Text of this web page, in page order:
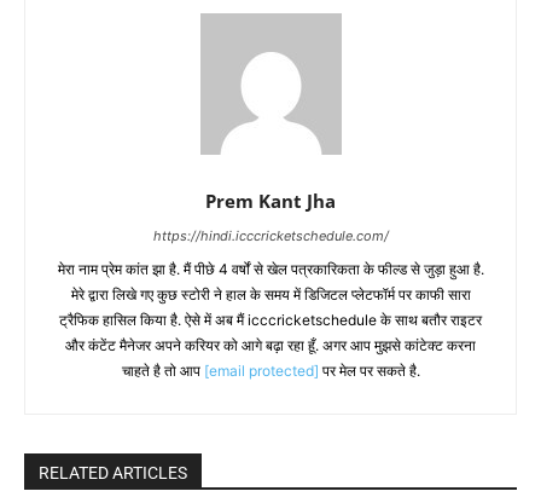
Prem Kant Jha
https://hindi.icccricketschedule.com/
मेरा नाम प्रेम कांत झा है. मैं पीछे 4 वर्षों से खेल पत्रकारिकता के फील्ड से जुड़ा हुआ है.
मेरे द्वारा लिखे गए कुछ स्टोरी ने हाल के समय में डिजिटल प्लेटफॉर्म पर काफी सारा
ट्रैफिक हासिल किया है. ऐसे में अब मैं icccricketschedule के साथ बतौर राइटर
और कंटेंट मैनेजर अपने करियर को आगे बढ़ा रहा हूँ. अगर आप मुझसे कांटेक्ट करना
चाहते है तो आप [email protected] पर मेल पर सकते है.
RELATED ARTICLES